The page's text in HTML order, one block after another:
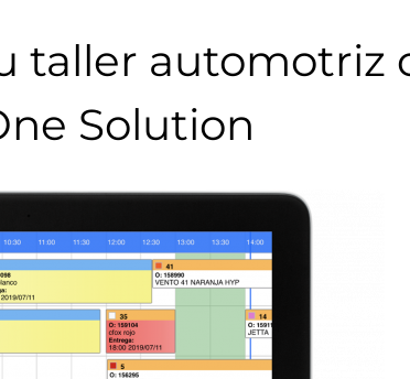
taller automotriz
Solution